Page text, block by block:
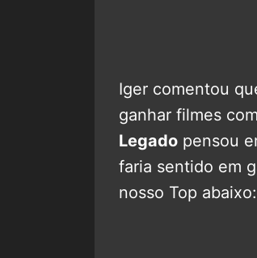
Iger comentou
ganhar filmes
Legado pensou
faria sentido em
nosso Top abaixo: